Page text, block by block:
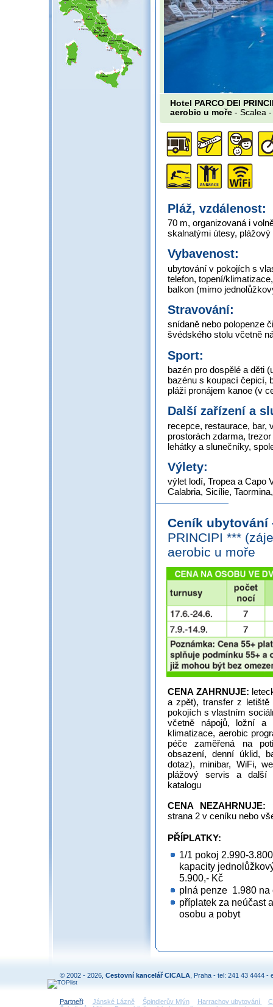
Hotel PARCO DEI
aerobic u moře - Scalea
Pláž, vzdálenost:
70 m, organizovaná i
skalnatými útesy,
Vybavenost:
ubytování v pokojích s
telefon, topení/
balkon (mimo
Stravování:
snídaně nebo polopenze
švédského stolu včetně
Sport:
bazén pro dospělé a děti
bazénu s koupací čepicí,
pláži pronájem kanoe (v
Další zařízení a
recepce, restaurace, bar,
prostorách zdarma,
lehátky a slunečníky,
Výlety:
výlet lodí, Tropea a Capo
Calabria, Sicílie,
Ceník
PRINCIPI ***
aerobic u moře
CENA ZAHRNUJE:
a zpět), transfer z
pokojích s vlastním
včetně nápojů, ložní a
klimatizace, aerobic
péče zaměřená na
obsazení, denní úklid,
dotaz), minibar, WiFi,
plážový servis a
CENA NEZAHRNUJE:
strana 2 v ceníku nebo
PŘÍPLATKY:
1/1 pokoj 2.990-
kapacity
5.900,- Kč
plná penze 1.980 na
příplatek za neúčast
osobu a pobyt
© 2002 - 2026, Cestovní kancelář CICALA , Praha - tel: 241 43 4444 -
Partneři: Jánské Lázně Špindlerův Mlýn Harrachov ubytování